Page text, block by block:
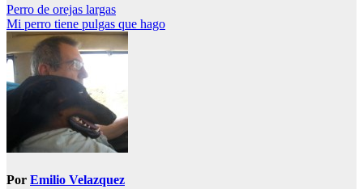
Navegación
de
entradas
Perro de orejas largas
Mi perro tiene pulgas que hago
Por Emilio Velazquez